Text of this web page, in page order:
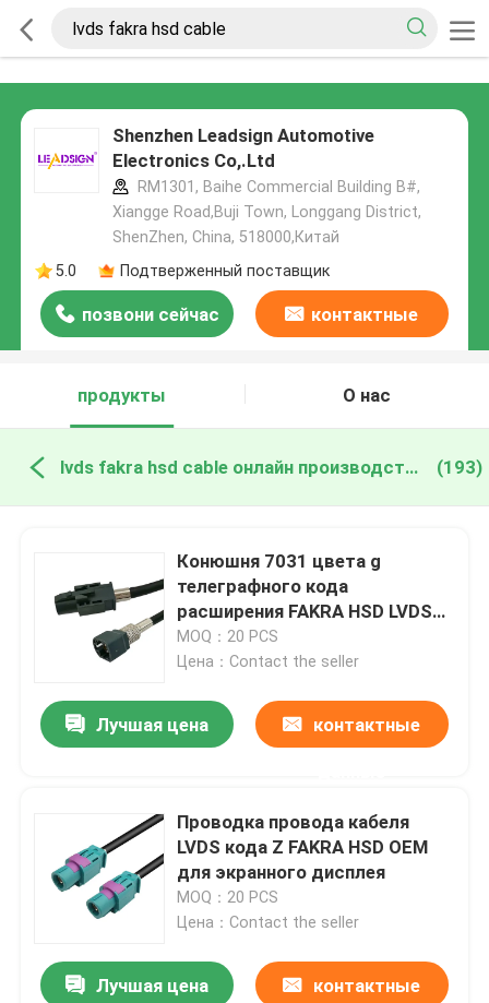
Shenzhen Leadsign Automotive
Electronics Co,.Ltd
RM1301, Baihe Commercial Building B#,
Xiangge Road,Buji Town, Longgang District,
ShenZhen, China, 518000,Китай
5.0
Подтверженный поставщик
позвони сейчас контактные
продукты
О нас
lvds fakra hsd cable онлайн производство (193)
Конюшня 7031 цвета g
телеграфного кода
расширения FAKRA HSD LVDS
голубая серая
MOQ：20 PCS
Цена：Contact the seller
Лучшая цена контактные
Проводка провода кабеля
LVDS кода Z FAKRA HSD OEM
для экранного дисплея
MOQ：20 PCS
Цена：Contact the seller
Лучшая цена контактные